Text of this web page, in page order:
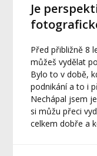
Je
Před přibližně 8
můžeš vydělat
Bylo to v době,
podnikání a to i
Nechápal jsem
si můžu přeci
celkem dobře a